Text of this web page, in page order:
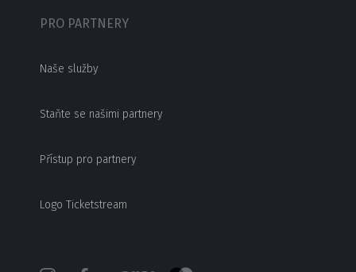
PRO PARTNERY
Naše služby
Staňte se našimi partnery
Přístup pro partnery
Logo Ticketstream